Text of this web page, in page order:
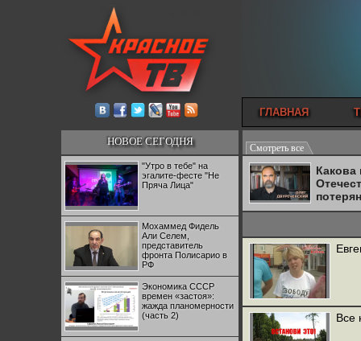
ГЛАВНАЯ
НОВОЕ СЕГОДНЯ
"Утро в тебе" на
эгалите-фесте "Не
Пряча Лица"
Мохаммед Фидель
Али Селем,
представитель
фронта Полисарио в
РФ
Экономика СССР
времен «застоя»:
жажда планомерности
(часть 2)
Смотреть все
Все